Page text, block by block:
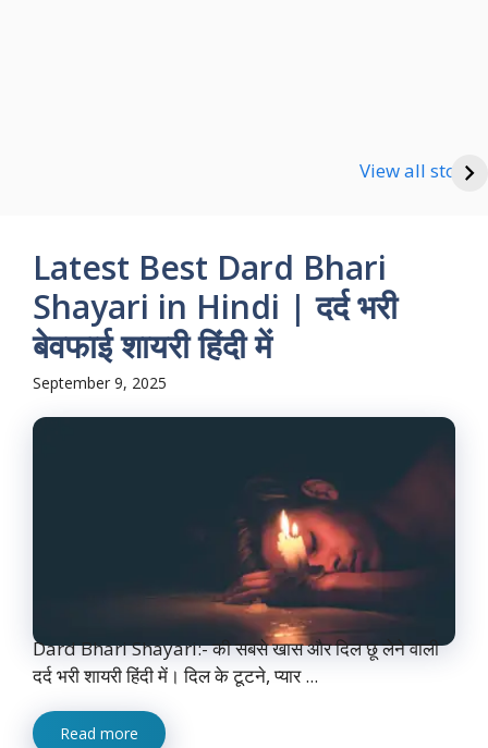
View all stories
Good Night Shayari
Latest Best Dard Bhari
Shayari in Hindi | दर्द भरी
बेवफाई शायरी हिंदी में
September 9, 2025
Dard Bhari Shayari:- की सबसे खास और दिल छू लेने वाली
दर्द भरी शायरी हिंदी में। दिल के टूटने, प्यार ...
Read more